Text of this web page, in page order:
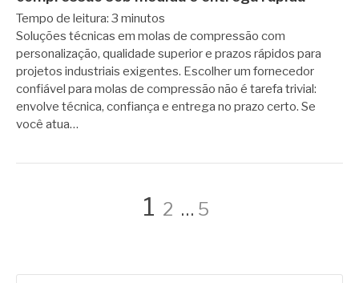
Tempo de leitura: 3 minutos
Soluções técnicas em molas de compressão com
personalização, qualidade superior e prazos rápidos para
projetos industriais exigentes. Escolher um fornecedor
confiável para molas de compressão não é tarefa trivial:
envolve técnica, confiança e entrega no prazo certo. Se
você atua…
Paginação
de
Página
1 Página
2 … Página
5